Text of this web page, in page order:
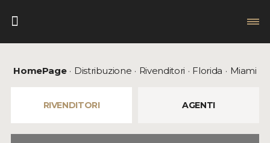
HomePage Distribuzione Rivenditori Florida Miami
RIVENDITORI AGENTI